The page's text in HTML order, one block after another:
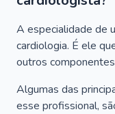
A especialidade de
cardiologia. É ele
outros
Algumas das
esse profissional,